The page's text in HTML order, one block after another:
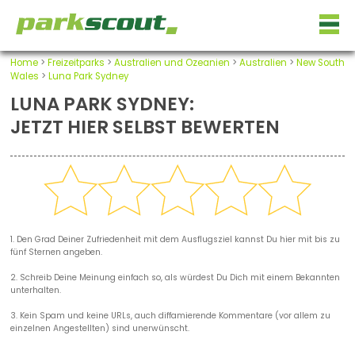
Home> Freizeitparks > Australien und Ozeanien > Australien > New South
Wales > Luna Park Sydney
LUNA PARK SYDNEY:
JETZT HIER SELBST BEWERTEN
1. Den Grad Deiner Zufriedenheit mit dem Ausflugsziel kannst Du hier mit bis zu
fünf Sternen angeben.
2. Schreib Deine Meinung einfach so, als würdest Du Dich mit einem Bekannten
unterhalten.
3. Kein Spam und keine URLs, auch diffamierende Kommentare (vor allem zu
einzelnen Angestellten) sind unerwünscht.